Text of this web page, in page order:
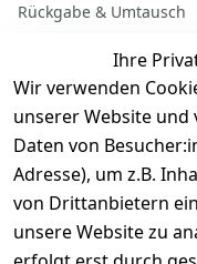
Ihre
Wir verwenden
unserer Website
Daten von
Adresse), um z.B.
von Drittanbietern
unsere Website zu
Rückgabe & Umtausch
Batterieentsorgung
Gerät verkaufen
Dein altes Gerät ist
wenigen Minuten,